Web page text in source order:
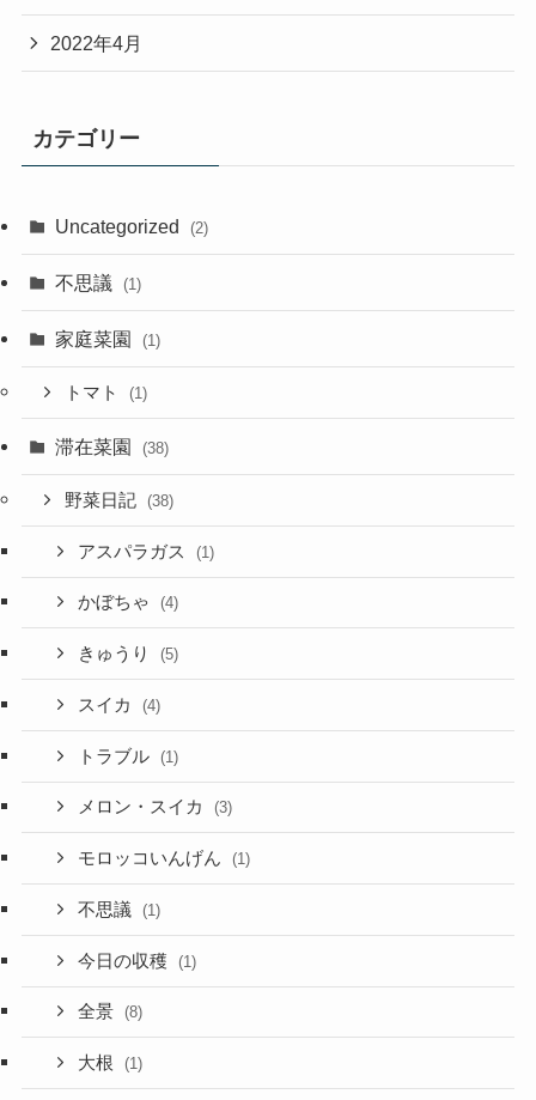
2022年4月
カテゴリー
Uncategorized (2)
不思議 (1)
家庭菜園 (1)
トマト (1)
滞在菜園 (38)
野菜日記 (38)
アスパラガス (1)
かぼちゃ (4)
きゅうり (5)
スイカ (4)
トラブル (1)
メロン・スイカ (3)
モロッコいんげん (1)
不思議 (1)
今日の収穫 (1)
全景 (8)
大根 (1)